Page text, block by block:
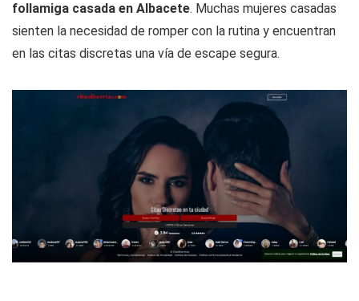
follamiga casada en Albacete. Muchas mujeres casadas
sienten la necesidad de romper con la rutina y encuentran
en las citas discretas una vía de escape segura.